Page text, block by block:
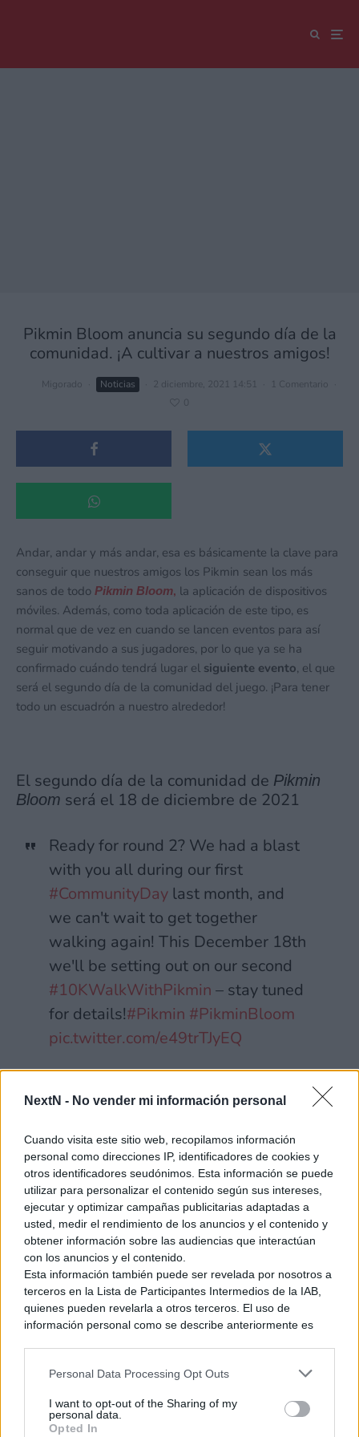
NextN - No vender mi información personal
Cuando visita este sitio web, recopilamos información
personal como direcciones IP, identificadores de cookies y
otros identificadores seudónimos. Esta información se puede
utilizar para personalizar el contenido según sus intereses,
ejecutar y optimizar campañas publicitarias adaptadas a
usted, medir el rendimiento de los anuncios y el contenido y
obtener información sobre las audiencias que interactúan
con los anuncios y el contenido.
Esta información también puede ser revelada por nosotros a
terceros en la Lista de Participantes Intermedios de la IAB,
quienes pueden revelarla a otros terceros. El uso de
información personal como se describe anteriormente es
generamos contenido relevante para nuestra audiencia.
recopilación y uso de datos en nuestra Política de
Privacidad.
Personal Data Processing Opt Outs
I want to opt-out of the Sharing of my
personal data.
Opted In
Pikmin Bloom anuncia su segundo día de la
comunidad. ¡A cultivar a nuestros amigos!
Migorado Noticias 2 diciembre, 2021 14:51 1 Comentario
0
Andar, andar y más andar, esa es básicamente la clave para
conseguir que nuestros amigos los Pikmin sean los más
sanos de todo Pikmin Bloom, la aplicación de dispositivos
móviles. Además, como toda aplicación de este tipo, es
normal que de vez en cuando se lancen eventos para así
seguir motivando a sus jugadores, por lo que ya se ha
confirmado cuándo tendrá lugar el siguiente evento, el que
será el segundo día de la comunidad del juego. ¡Para tener
todo un escuadrón a nuestro alrededor!
El segundo día de la comunidad de Pikmin
Bloom será el 18 de diciembre de 2021
Ready for round 2? We had a blast
with you all during our first
#CommunityDaylast month, and
we can't wait to get together
walking again! This December 18th
we'll be setting out on our second
#10KWalkWithPikmin – stay tuned
for details!#Pikmin #PikminBloom
pic.twitter.com/e49trTJyEQ
— Pikmin Bloom (@PikminBloom)
December 2, 2021
Ha sido a través de las cuentas oficiales en redes sociales
dePikmin Bloomque se ha confirmado que el segundo día
de la comunidad de esta aplicación será el próximo18 de
diciembre de 2021, por lo que todavía hay que esperar unas
dos semanas hasta que de comienzo. Además, como todavía
está un poco apartada esta celebración,
no se han dado
muchos detalles más, pero si es como el que ya se celebró
en noviembre, entonces podemos esperar que las semillas
de los Pikmin crezcan más rápido, que las frutas nos den
más néctar o incluso alguna que otra recompensa especial si
Ver también